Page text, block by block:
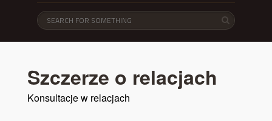
Szczerze o relacjach
Konsultacje w relacjach